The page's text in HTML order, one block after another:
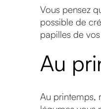
Vous pensez
possible de
papilles de
Au
Au printemps,